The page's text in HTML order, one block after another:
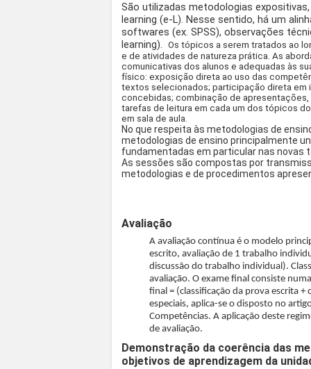
São utilizadas metodologias
learning (e-L). Nesse sentido, há um
softwares (ex. SPSS), observações
learning).Os tópicos a serem tratados ao
e de atividades de natureza prática. As
comunicativas dos alunos e adequadas às
físico: exposição direta ao uso das
textos selecionados; participação direta
concebidas; combinação de
tarefas de leitura em cada um dos tópicos
em sala de aula.
No que respeita às metodologias de
metodologias de ensino principalmente
fundamentadas em particular nas novas
As sessões são compostas por
metodologias e de procedimentos
Avaliação
A avaliação contínua é o modelo
escrito, avaliação de 1 trabalho
discussão do trabalho individual).
avaliação. O exame final consiste
final = (classificação da prova escrita
especiais, aplica-se o disposto no
Competências. A aplicação deste
de avaliação.
Demonstração da coerência das
objetivos de aprendizagem da